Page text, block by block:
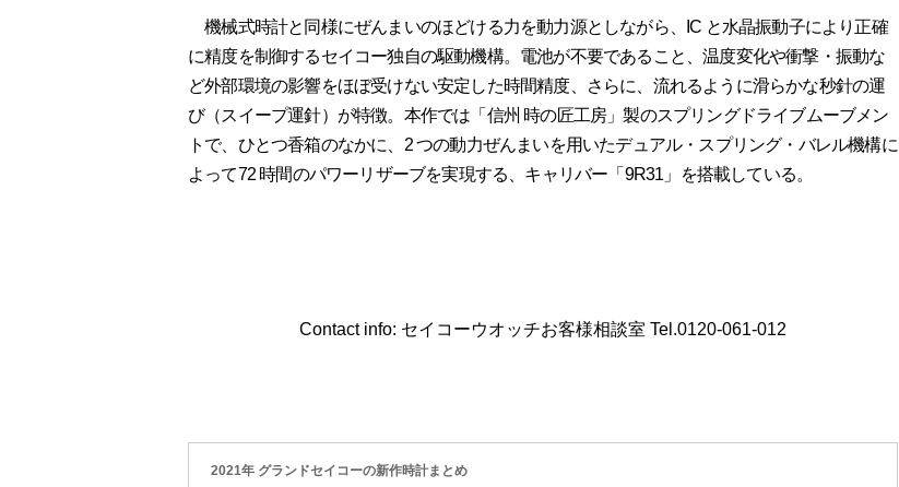
機械式時計と同様にぜんまいのほどける力を動力源としながら、IC と水晶振動子により正確
に精度を制御するセイコー独自の駆動機構。電池が不要であること、温度変化や衝撃・振動な
ど外部環境の影響をほぼ受けない安定した時間精度、さらに、流れるように滑らかな秒針の運
び（スイープ運針）が特徴。本作では「信州 時の匠工房」製のスプリングドライブムーブメン
トで、ひとつ香箱のなかに、2 つの動力ぜんまいを用いたデュアル・スプリング・バレル機構に
よって72 時間のパワーリザーブを実現する、キャリバー「9R31」を搭載している。
Contact info: セイコーウオッチお客様相談室 Tel.0120-061-012
2021年 グランドセイコーの新作時計まとめ